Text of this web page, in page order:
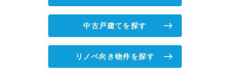
中古戸建てを探す
リノベ向き物件を探す